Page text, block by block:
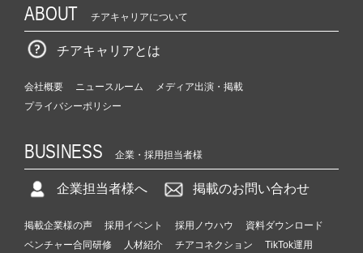
ABOUT チアキャリアについて
チアキャリアとは
会社概要 ニュースルーム
メディア出演・掲載
プライバシーポリシー
BUSINESS 企業・採用担当者様
企業担当者様へ 掲載のお問い合わせ
掲載企業様の声 採用イベント 採用ノウハウ
資料ダウンロード
ベンチャー合同研修
人材紹介 チアコネクション TikTok運用